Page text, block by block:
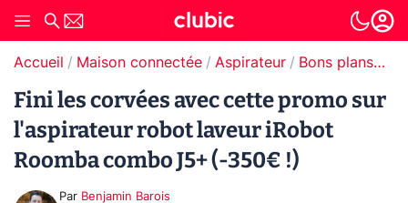
Accueil Maison connectée Aspirateur Bons plans Aspirateur
Fini les corvées avec cette promo sur
l'aspirateur robot laveur iRobot
Roomba combo J5+ (-350€ !)
Par Benjamin Barois